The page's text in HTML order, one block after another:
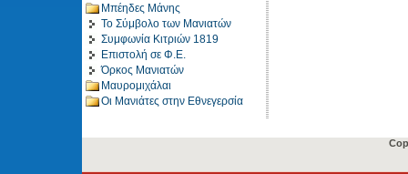
Μπέηδες Μάνης
Το Σύμβολο των Μανιατών
Συμφωνία Κιτριών 1819
Επιστολή σε Φ.Ε.
Όρκος Μανιατών
Μαυρομιχάλαι
Οι Μανιάτες στην Εθνεγερσία